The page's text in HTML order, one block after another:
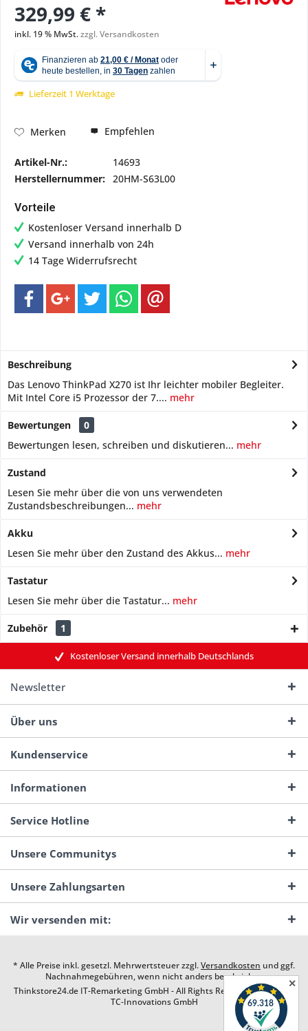
329,99 € *
inkl. 19 % MwSt.zzgl. Versandkosten
Lieferzeit 1 Werktage
Merken Empfehlen
Artikel-Nr.:
14693
Herstellernummer: 20HM-S63L00
Vorteile
Kostenloser Versand innerhalb D
Versand innerhalb von 24h
14 Tage Widerrufsrecht
Beschreibung
Das Lenovo ThinkPad X270 ist Ihr leichter mobiler Begleiter.
Mit Intel Core i5 Prozessor der 7.... mehr
Bewertungen
0
Bewertungen lesen, schreiben und diskutieren... mehr
Zustand
Lesen Sie mehr über die von uns verwendeten
Zustandsbeschreibungen... mehr
Akku
Lesen Sie mehr über den Zustand des Akkus... mehr
Tastatur
Lesen Sie mehr über die Tastatur... mehr
Zubehör 1
Kostenloser Versand innerhalb Deutschlands
Newsletter
Über uns
Kundenservice
Informationen
Service Hotline
Unsere Communitys
Unsere Zahlungsarten
Wir versenden mit:
* Alle Preise inkl. gesetzl. Mehrwertsteuer zzgl.Versandkosten und ggf.
Nachnahmegebühren, wenn nicht anders beschrieben
Thinkstore24.de IT-Remarketing GmbH - All Rights Reserved. Design by
TC-Innovations GmbH
✕